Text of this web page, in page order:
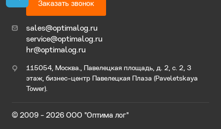
Заказать звонок
sales@optimalog.ru
service@optimalog.ru
hr@optimalog.ru
115054, Москва., Павелецкая площадь, д. 2, с. 2, 3
этаж, бизнес-центр Павелецкая Плаза (Paveletskaya
Tower).
© 2009 - 2026 ООО "Оптима лог"